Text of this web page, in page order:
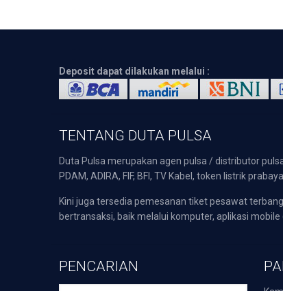
Deposit dapat dilakukan melalui :
TENTANG DUTA PULSA
Duta Pulsa merupakan agen pulsa / distributor
PDAM, ADIRA, FIF, BFI, TV Kabel, token listrik
Kini juga tersedia pemesanan tiket pesawat
bertransaksi, baik melalui komputer, aplikasi
PENCARIAN